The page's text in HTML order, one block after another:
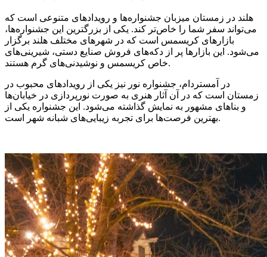
هلند در زمستان میزبان جشنواره‌ها و رویدادهای متنوعی است که
می‌تواند سفر شما را خاص‌تر کند. یکی از بزرگترین این جشنواره‌ها،
بازارهای کریسمس است که در شهرهای مختلف هلند برگزار
می‌شود. این بازارها پر از دکه‌های فروش صنایع دستی، شیرینی‌های
خاص کریسمس و نوشیدنی‌های گرم هستند.
در آمستردام، جشنواره نور نیز یکی از رویدادهای محبوب در
زمستان است که در آن آثار هنری به صورت نورپردازی در خیابان‌ها
و بناهای مشهور به نمایش گذاشته می‌شود. این جشنواره یکی از
بهترین فرصت‌ها برای تجربه زیبایی‌های شبانه شهر است.